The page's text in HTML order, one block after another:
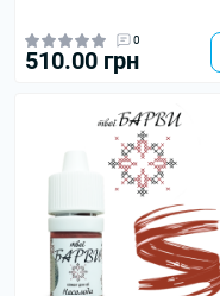
0
510.00 грн